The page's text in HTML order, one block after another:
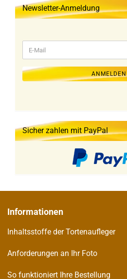
Newsletter-Anmeldung
ZUR
ANMELDUNG
E-
Mail
ANMELDEN
Sicher zahlen mit PayPal
Informationen
Inhaltsstoffe der Tortenaufleger
Anforderungen an Ihr Foto
So funktioniert Ihre Bestellung